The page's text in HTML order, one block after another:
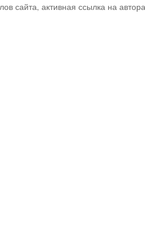
сайта, активная ссылка на